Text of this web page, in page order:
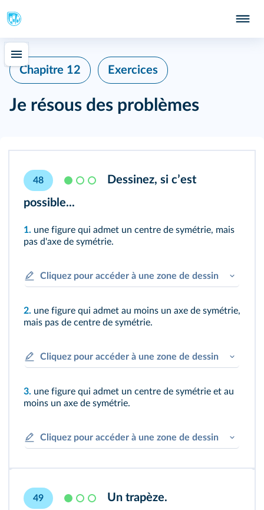
Chapitre 12 Exercices
Je résous des problèmes
48
Dessinez, si cʼest
possible...
1. une figure qui admet un centre de symétrie, mais
pas d'axe de symétrie.
Cliquez pour accéder à une zone de dessin
2. une figure qui admet au moins un axe de symétrie,
mais pas de centre de symétrie.
Cliquez pour accéder à une zone de dessin
3. une figure qui admet un centre de symétrie et au
moins un axe de symétrie.
Cliquez pour accéder à une zone de dessin
49 Un trapèze.